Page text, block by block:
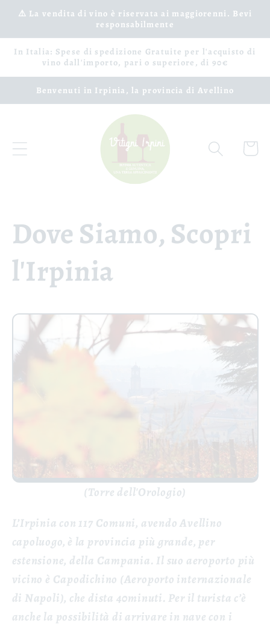
Vai
direttamente
⚠️ La vendita di vino è riservata ai maggiorenni. Bevi
responsabilmente
In Italia: Spese di spedizione Gratuite per l'acquisto di
vino dall'importo, pari o superiore, di 90€
Benvenuti in Irpinia, la provincia di Avellino
Carrello
Dove Siamo, Scopri
l'Irpinia
(Torre dell'Orologio)
L’Irpinia con 117 Comuni, avendo Avellino
capoluogo, è la provincia più grande, per
estensione, della Campania. Il suo aeroporto più
vicino è Capodichino (Aeroporto internazionale
di Napoli), che dista 40minuti. Per il turista c’è
anche la possibilità di arrivare in nave con i